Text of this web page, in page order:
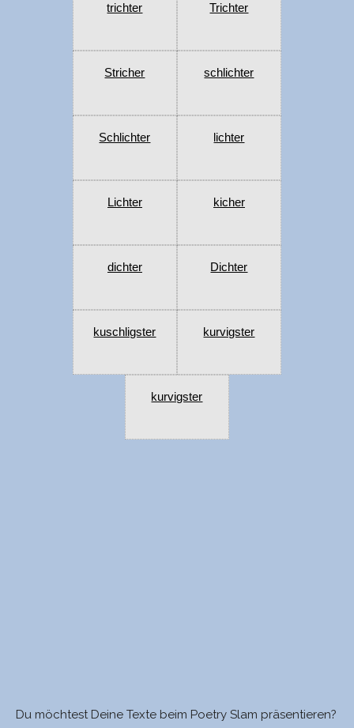
trichter Trichter
Stricher schlichter
Schlichter lichter
Lichter kicher
dichter Dichter
kuschligster kurvigster
kurvigster
Du möchtest Deine Texte beim Poetry Slam präsentieren?